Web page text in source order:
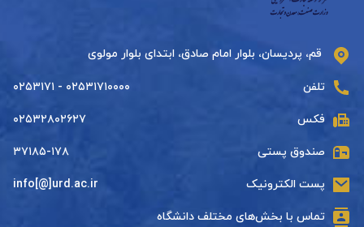
قم، پردیسان، بلوار امام صادق، ابتدای بلوار مولوی
تلفن ۰۲۵۳۱۷۱۰۰۰۰ - ۰۲۵۳۱۷۱
فکس ۰۲۵۳۲۸۰۲۶۲۷
صندوق پستی ۳۷۱۸۵-۱۷۸
پست الکترونیک info[@]urd.ac.ir
تماس با بخش‌های مختلف دانشگاه